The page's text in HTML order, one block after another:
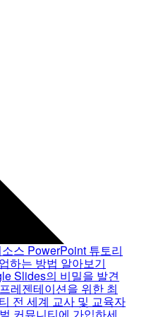
스 PowerPoint 튜토리
하는 방법 알아보기
Slides의 비밀을 발견
레젠테이션을 위한 최
전 세계 교사 및 교육자